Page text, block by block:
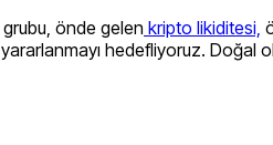
grubu, önde gelen kripto likiditesi,
hedefliyoruz. Doğal